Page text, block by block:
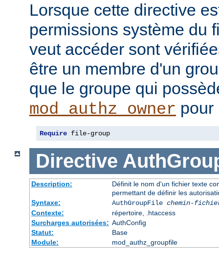
Lorsque cette directive
permissions système du
veut accéder sont
être un membre d'un
que le groupe qui
mod_authz_owner pour
Require file-group
Directive
Description:
Définit le nom d'un fichier texte
permettant de définir les
Syntaxe:
AuthGroupFile chemin-
Contexte:
répertoire, .htaccess
Surcharges autorisées: AuthConfig
Statut:
Base
Module:
mod_authz_groupfile